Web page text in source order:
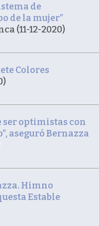
de
de la mujer”
(11-12-2020)
Colores
ser optimistas con
aseguró Bernazza
Himno
Estable